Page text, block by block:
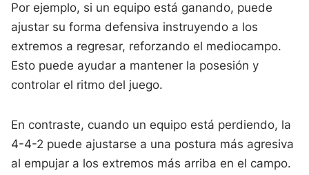
Por ejemplo, si un equipo está ganando, puede
ajustar su forma defensiva instruyendo a los
extremos a regresar, reforzando el mediocampo.
Esto puede ayudar a mantener la posesión y
controlar el ritmo del juego.
En contraste, cuando un equipo está perdiendo, la
4-4-2 puede ajustarse a una postura más agresiva
al empujar a los extremos más arriba en el campo.